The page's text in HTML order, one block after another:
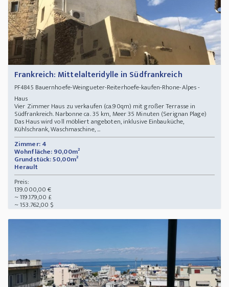
Frankreich: Mittelalteridylle in Südfrankreich
PF4845 Bauernhoefe-Weingueter-Reiterhoefe-kaufen-Rhone-Alpes -
Haus
Vier Zimmer Haus zu verkaufen (ca.90qm) mit großer Terrasse in
Südfrankreich. Narbonne ca. 35 km, Meer 35 Minuten (Serignan Plage)
Das Haus wird voll möbliert angeboten, inklusive Einbauküche,
Kühlschrank, Waschmaschine, ...
Zimmer: 4
Wohnfläche: 90,00m²
Grundstück: 50,00m²
Herault
Preis:
139.000,00 €
~ 119.179,00 £
~ 153.762,00 $